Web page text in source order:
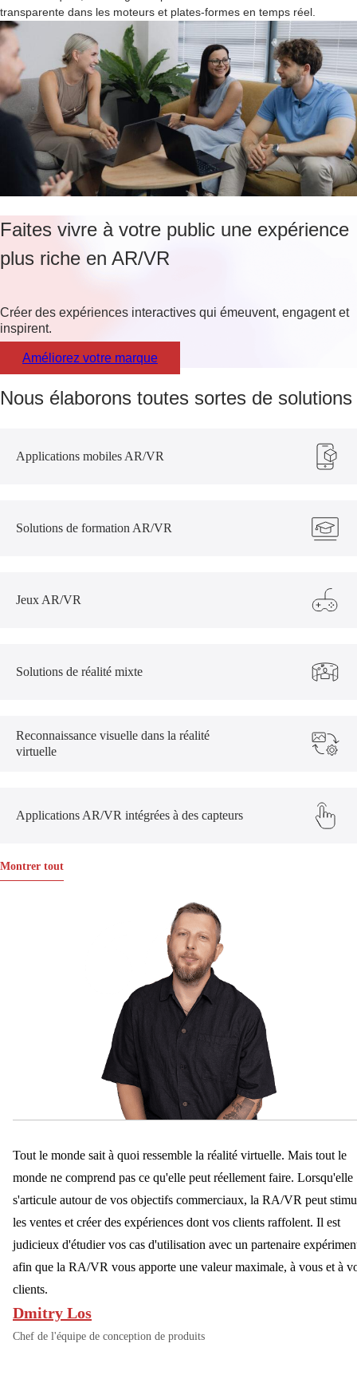
transparente dans les moteurs et plates-formes en temps réel.
Faites vivre à votre public une expérience
plus riche en AR/VR
Créer des expériences interactives qui émeuvent, engagent et
inspirent.
Améliorez votre marque
Nous élaborons toutes sortes de solutions
Applications mobiles AR/VR
Solutions de formation AR/VR
Jeux AR/VR
Solutions de réalité mixte
Reconnaissance visuelle dans la réalité
virtuelle
Applications AR/VR intégrées à des capteurs
Montrer tout
Tout le monde sait à quoi ressemble la réalité virtuelle. Mais tout le
monde ne comprend pas ce qu'elle peut réellement faire. Lorsqu'elle
s'articule autour de vos objectifs commerciaux, la RA/VR peut
les ventes et créer des expériences dont vos clients raffolent. Il est
judicieux d'étudier vos cas d'utilisation avec un partenaire
afin que la RA/VR vous apporte une valeur maximale, à vous et à
clients.
Dmitry Los
Chef de l'équipe de conception de produits